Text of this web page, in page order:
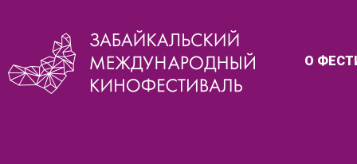
О